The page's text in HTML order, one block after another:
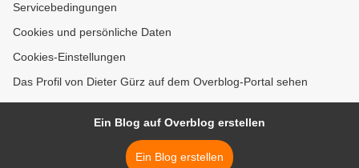
Servicebedingungen
Cookies und persönliche Daten
Cookies-Einstellungen
Das Profil von Dieter Gürz auf dem Overblog-Portal sehen
Ein Blog auf Overblog erstellen
Ein Blog erstellen